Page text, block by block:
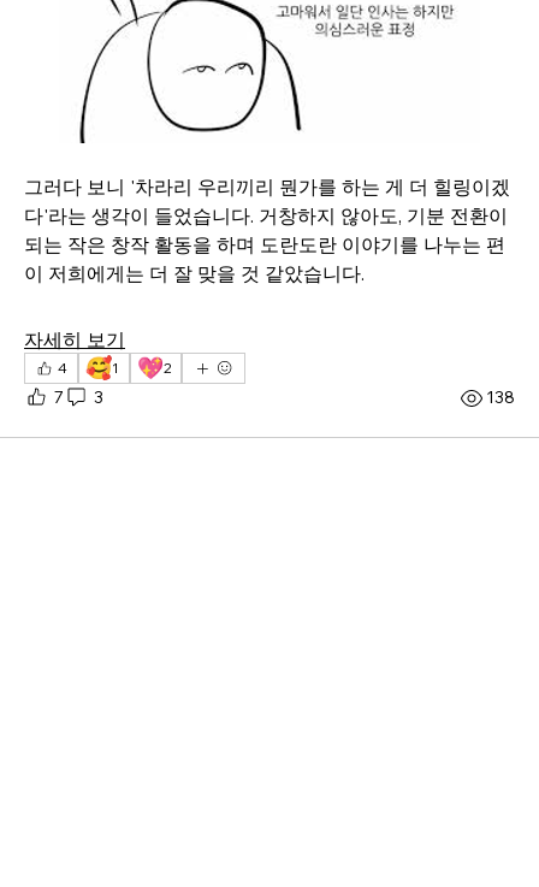
그러다 보니 '차라리 우리끼리 뭔가를 하는 게 더 힐링이겠
다'라는 생각이 들었습니다. 거창하지 않아도, 기분 전환이
되는 작은 창작 활동을 하며 도란도란 이야기를 나누는 편
이 저희에게는 더 잘 맞을 것 같았습니다.
자세히 보기
4 🥰1 💖2
7 3 138